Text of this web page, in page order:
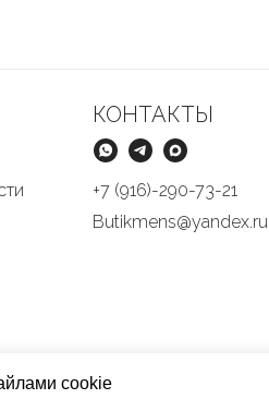
КОНТАКТЫ
Butikmens@yandex.ru
+7 (916)-290-73-21
cookie